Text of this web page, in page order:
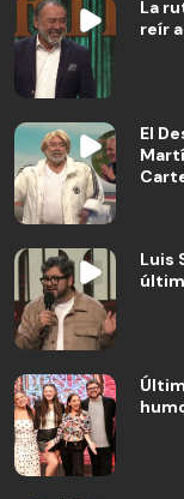
La
reír
El
Luis